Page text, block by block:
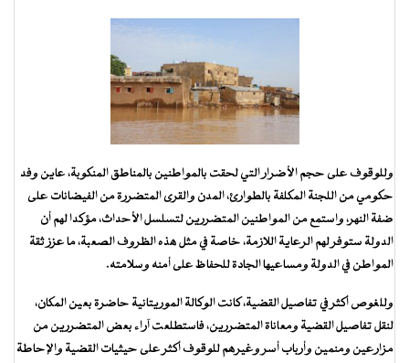
وللوقوف على حجم الأضرار التي لحقت بالمواطنين بالمناطق المنكوبة، عاين وفد
حكومي من اللجنة المكلفة بالطوارئ، المدن والقرى المتضررة من الفيضانات على
ضفة النهر، واستمع من المواطنين المتضررين لتسلسل الأحداث، مؤكدا لهم أن
الدولة ستوفر لهم الرعاية اللازمة، خاصة في مثل هذه الظروف الصعبة، ما عزز ثقة
المواطن في الدولة ومساعيها الجادة للحفاظ على أمنه وسلامته.
وللغوص أكثر في تفاصيل القضية، كانت الوكالة الموريتانية حاضرة بعين المكان،
لنقل تفاصيل القضية ومعاناة المتضررين، فاستطلعت آراء بعض المتضررين من
مزارعين ومنمين وأرباب أسر وغيرهم للوقوف أكثر على حيثيات القضية والإحاطة